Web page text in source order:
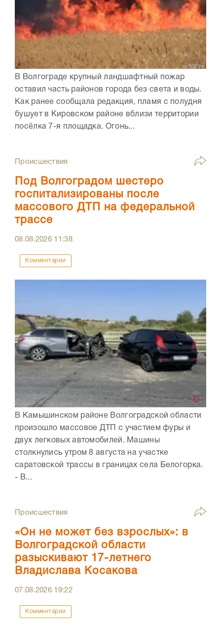
В Волгограде крупный ландшафтный пожар
оставил часть районов города без света и воды.
Как ранее сообщала редакция, пламя с полудня
бушует в Кировском районе вблизи территории
посёлка 7-я площадка. Огонь...
Происшествия
Под Волгоградом шестеро
госпитализированы после
массового ДТП на федеральной
трассе
08.08.2026 11:38
Комментарии
В Камышинском районе Волгоградской области
произошло массовое ДТП с участием фуры и
двух легковых автомобилей. Машины
столкнулись утром 8 августа на участке
саратовской трассы в границах села Белогорка.
- В...
Происшествия
«Он не может без взрослых»: в
Волгоградской области
разыскивают 17-летнего
Владислава Косакова
07.08.2026 19:22
Комментарии